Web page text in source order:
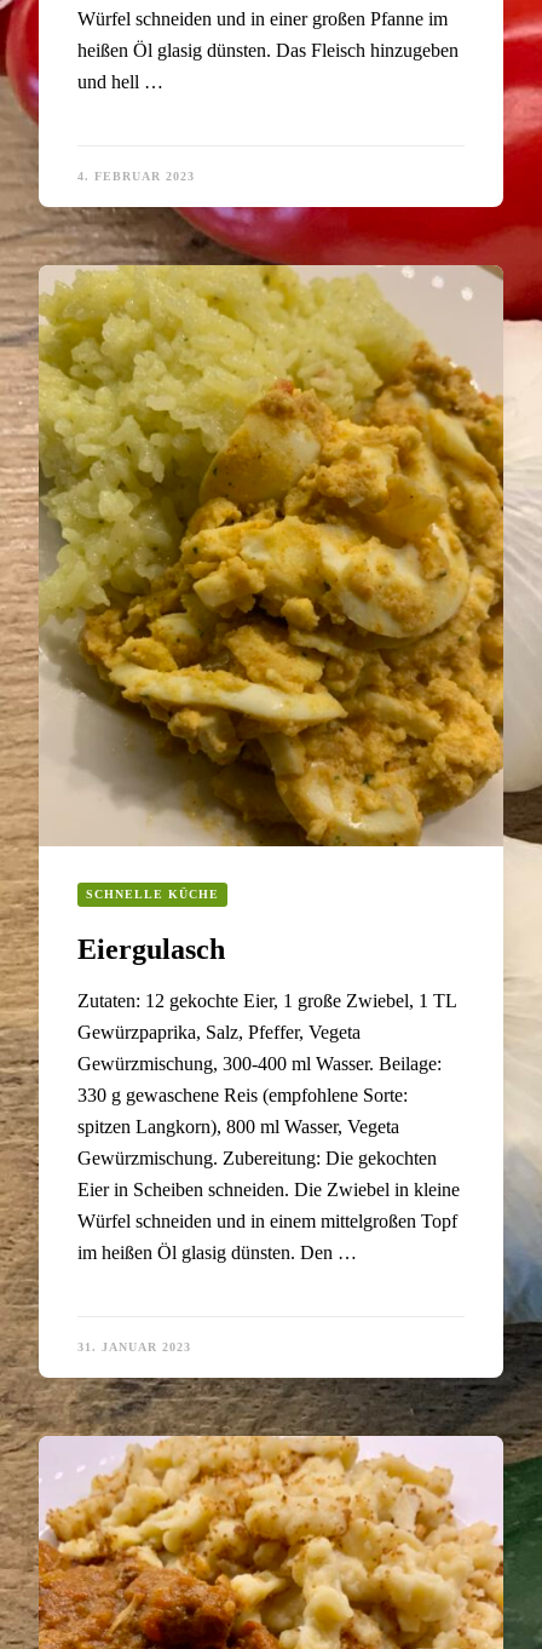
Würfel schneiden und in einer großen Pfanne im
heißen Öl glasig dünsten. Das Fleisch hinzugeben
und hell …
4. FEBRUAR 2023
SCHNELLE KÜCHE
Eiergulasch
Zutaten: 12 gekochte Eier, 1 große Zwiebel, 1 TL
Gewürzpaprika, Salz, Pfeffer, Vegeta
Gewürzmischung, 300-400 ml Wasser. Beilage:
330 g gewaschene Reis (empfohlene Sorte:
spitzen Langkorn), 800 ml Wasser, Vegeta
Gewürzmischung. Zubereitung: Die gekochten
Eier in Scheiben schneiden. Die Zwiebel in kleine
Würfel schneiden und in einem mittelgroßen Topf
im heißen Öl glasig dünsten. Den …
31. JANUAR 2023